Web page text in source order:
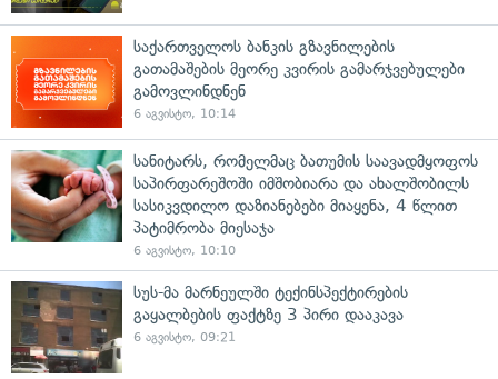
საქართველოს ბანკის გზავნილების
გათამაშების მეორე კვირის გამარჯვებულები
გამოვლინდნენ
6 აგვისტო, 10:14
სანიტარს, რომელმაც ბათუმის საავადმყოფოს
საპირფარეშოში იმშობიარა და ახალშობილს
სასიკვდილო დაზიანებები მიაყენა, 4 წლით
პატიმრობა მიესაჯა
6 აგვისტო, 10:10
სუს-მა მარნეულში ტექინსპექტირების
გაყალბების ფაქტზე 3 პირი დააკავა
6 აგვისტო, 09:21